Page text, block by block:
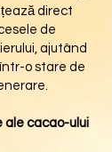
direct
de
ajutând
o stare de
ale cacao-ului